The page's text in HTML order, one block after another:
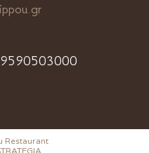
Restaurant